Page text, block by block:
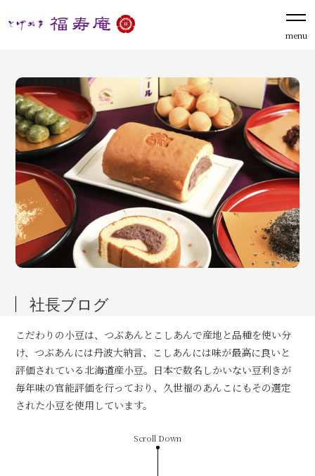
menu
社長ブログ
こだわりの小豆は、つぶあんとこしあんで産地と品種を使い分
け、つぶあんには丹波大納言、こしあんには味が最高に良いと
評価されている北海道産小豆。日本で数名しかいない豆利きが
毎年味の官能評価を行っており、久世福のあんこにもその選定
された小豆を使用しています。
Scroll Down